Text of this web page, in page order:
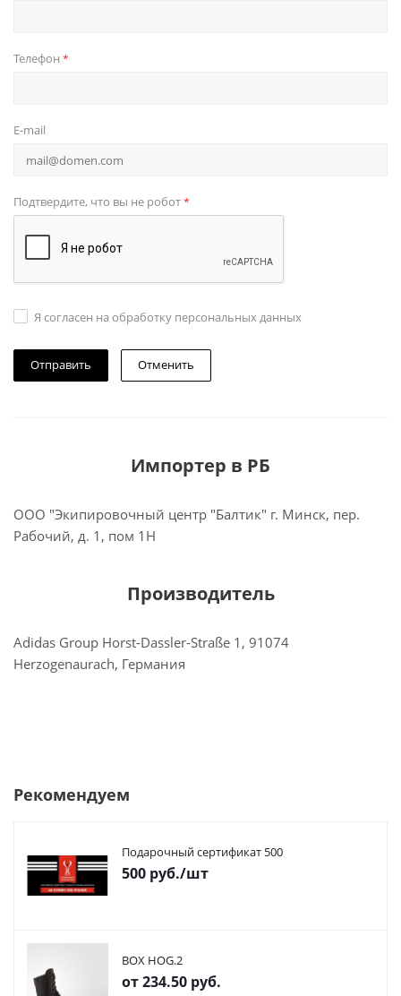
Телефон *
E-mail
Подтвердите, что вы не робот*
Я согласен на обработку персональных данных
Отменить
Импортер в РБ
ООО "Экипировочный центр "Балтик" г. Минск, пер.
Рабочий, д. 1, пом 1Н
Производитель
Adidas Group Horst-Dassler-Straße 1, 91074
Herzogenaurach, Германия
Рекомендуем
Подарочный сертификат 500
500 руб./шт
BOX HOG.2
от234.50 руб.